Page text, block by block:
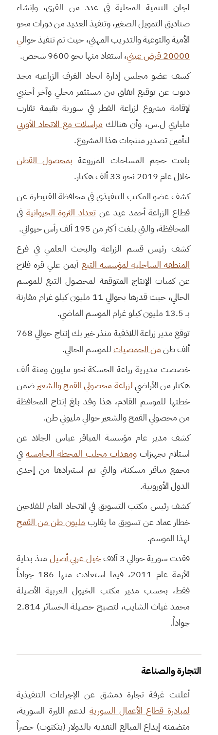
لجان التنمية المحلية في عدد من القرى، وإنشاء
صناديق التمويل الصغير، وتنفيذ العديد من دورات محو
الأمية والتوعية والتدريب المهني، حيث تم تنفيذ حوالي
20000 قرض عيني
، استفاد منها نحو 9600 شخص.
كشف عضو مجلس إدارة اتحاد الغرف الزراعية مجد
ديوب عن توقيع اتفاق بين مستثمر محلي وآخر أجنبي
لإقامة مشروع لزراعة الفطر في سورية بقيمة تقارب
ملياري ل.س، وأن هنالكمراسلات مع الاتحاد الأوربي
لتأمين تصدير منتجات هذا المشروع.
بلغت حجم المساحات المزروعة بمحصول القطن
خلال عام 2019 نحو 33 ألف هكتار.
كشف عضو المكتب التنفيذي في محافظة القنيطرة عن
قطاع الزراعة أحمد عيد عن تعداد الثروة الحيوانيةفي
المحافظة، والتي بلغت أكثر من 195 ألف رأس حيواني.
كشف رئيس قسم الزراعة والبحث العلمي في فرع
المنطقة الساحلية لمؤسسة التبغ أيمن علي قره فلاح
عن كميات الإنتاج المتوقعة لمحصول التبغ للموسم
الحالي، حيث قدرها بحوالي 11 مليون كيلو غرام مقارنة
بــ 13.5 مليون كيلو غرام الموسم الماضي.
توقع مدير زراعة اللاذقية منذر خير بك إنتاج حوالي 768
ألف طنمن الحمضياتللموسم الحالي.
خصصت مديرية زراعة الحسكة نحو مليون ومئة ألف
هكتار من الأراضيلزراعة محصولي القمح والشعير ضمن
خطتها للموسم القادم، هذا وقد بلغ إنتاج المحافظة
من محصولي القمح والشعير حوالي مليوني طن.
كشف مدير عام مؤسسة المباقر عباس الجلاد عن
استلام تجهيزاتومعدات محلب المحطة الخامسةفي
مجمع مباقر مسكنة، والتي تم استيرادها من إحدى
الدول الأوروبية.
كشف رئيس مكتب التسويق في الاتحاد العام للفلاحين
خطار عماد عن تسويق ما يقاربمليون طن من القمح
لهذا الموسم.
فقدت سورية حوالي 3 آلاف
خيل عربي أصيل منذ بداية
الأزمة عام 2011، فيما استعادت منها 186 جواداً
فقط، بحسب مدير مكتب الخيول العربية الأصيلة
محمد غياث الشايب، لتصبح حصيلة الخسائر 2.814
جواداً.
التجارة والصناعة
أعلنت غرفة تجارة دمشق عن الإجراءات التنفيذية
لمبادرة قطاع الأعمال السورية لدعم الليرة السورية،
متضمنة إيداع المبالغ النقدية بالدولار (بنكنوت) حصراً